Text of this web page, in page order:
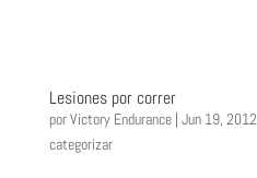
Lesiones por correr
porVictory Endurance| Jun 19, 2012
categorizar